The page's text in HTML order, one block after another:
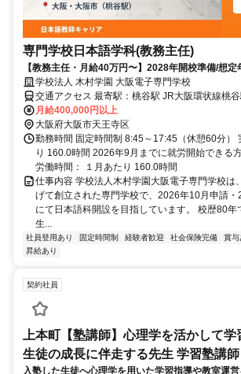
専門学校日本語学科(教務主任)
【教務主任・月給40万円〜】2028年開校準備/想
学校法人 木村学園 大阪電子専門学校
交通アクセス 最寄駅：桃谷駅 JR
月給400,000円以上
大阪府大阪市天王寺区
勤務時間 固定時間制 8:45～17:45（休憩60分）
り 160.0時間 2026年9月までに就労開始できる
労働時間： １月あたり 160.0時間
仕事内容 学校法人木村学園大阪電子専門学校は
げて創立された専門学校で、2026年10月申請
にて日本語科開設を目指しています。 校歴80
生...
社員登用あり 固定時間制 経験者歓迎 社会保険完備 賞与
昇給あり
契約社員
上本町【塾講師】心理学を活かして
生徒の成長に伴走する先生 学習塾講師
入塾した生徒へ心理学を用いた学習指導や教室運